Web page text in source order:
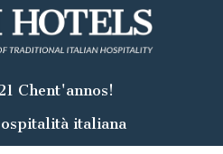
Chent'annos!
italiana